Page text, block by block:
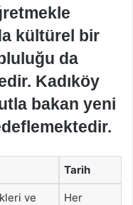
kültürel bir
da
Kadıköy
bakan yeni
Tarih
ve
Her